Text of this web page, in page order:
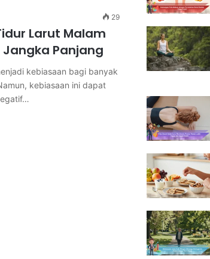
29
Larut Malam
Panjang
kebiasaan bagi banyak
kebiasaan ini dapat